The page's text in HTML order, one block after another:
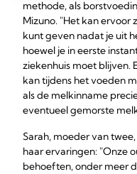
methode, als
Mizuno. "Het kan ervoor
kunt geven nadat je uit
hoewel je in eerste
ziekenhuis moet blijven.
kan tijdens het voeden
als de melkinname
eventueel gemorste
Sarah, moeder van
haar ervaringen: "Onze
behoeften, onder meer